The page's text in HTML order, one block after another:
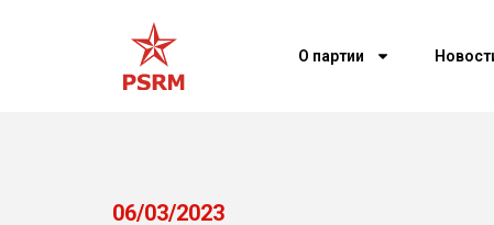
О партии
06/03/2023